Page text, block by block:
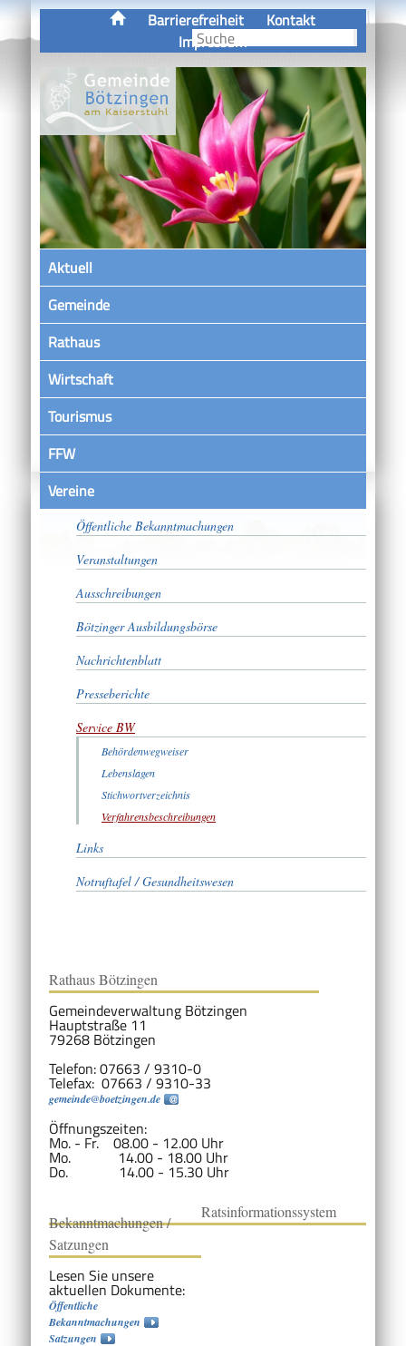
Barrierefreiheit
Kontakt
Impressum
Aktuell
Gemeinde
Rathaus
Wirtschaft
Tourismus
FFW
VereineSatzungen
Öffentliche Bekanntmachungen
Veranstaltungen
Ausschreibungen
Bötzinger Ausbildungsbörse
Nachrichtenblatt
Presseberichte
Service BW
Behördenwegweiser
Lebenslagen
Stichwortverzeichnis
Verfahrensbeschreibungen
Links
Notruftafel / Gesundheitswesen
Rathaus Bötzingen
Gemeindeverwaltung Bötzingen
Hauptstraße 11
79268 Bötzingen
Telefon: 07663 / 9310-0
Telefax: 07663 / 9310-33
gemeinde@boetzingen.de
Öffnungszeiten:
Mo. - Fr. 08.00 - 12.00 Uhr
Mo. 14.00 - 18.00 Uhr
Do. 14.00 - 15.30 Uhr
Bekanntmachungen /
Satzungen
Lesen Sie unsere
aktuellen Dokumente:
Öffentliche
Bekanntmachungen
Satzungen
Ratsinformationssystem